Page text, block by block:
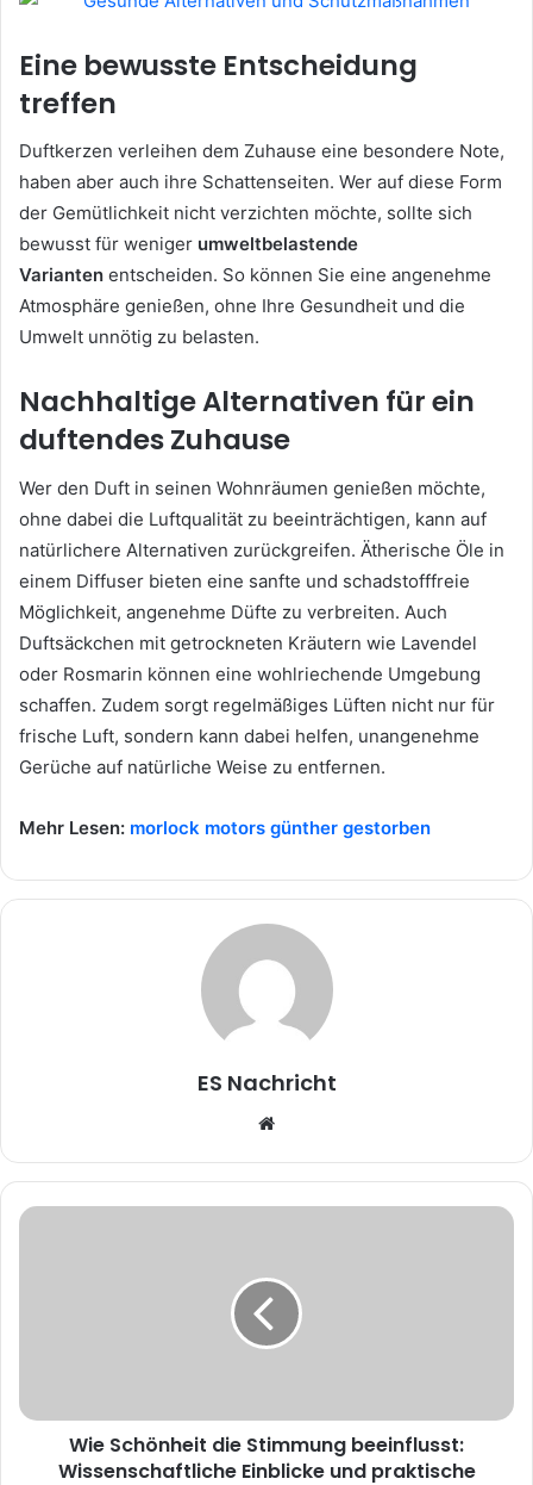
Eine bewusste Entscheidung
treffen
Duftkerzen verleihen dem Zuhause eine besondere Note,
haben aber auch ihre Schattenseiten. Wer auf diese Form
der Gemütlichkeit nicht verzichten möchte, sollte sich
bewusst für weniger umweltbelastende
Varianten entscheiden. So können Sie eine angenehme
Atmosphäre genießen, ohne Ihre Gesundheit und die
Umwelt unnötig zu belasten.
Nachhaltige Alternativen für ein
duftendes Zuhause
Wer den Duft in seinen Wohnräumen genießen möchte,
ohne dabei die Luftqualität zu beeinträchtigen, kann auf
natürlichere Alternativen zurückgreifen. Ätherische Öle in
einem Diffuser bieten eine sanfte und schadstofffreie
Möglichkeit, angenehme Düfte zu verbreiten. Auch
Duftsäckchen mit getrockneten Kräutern wie Lavendel
oder Rosmarin können eine wohlriechende Umgebung
schaffen. Zudem sorgt regelmäßiges Lüften nicht nur für
frische Luft, sondern kann dabei helfen, unangenehme
Gerüche auf natürliche Weise zu entfernen.
Mehr Lesen: morlock motors günther gestorben
ES Nachricht
b
s
e
Wie Schönheit die Stimmung beeinflusst:
Wissenschaftliche Einblicke und praktische